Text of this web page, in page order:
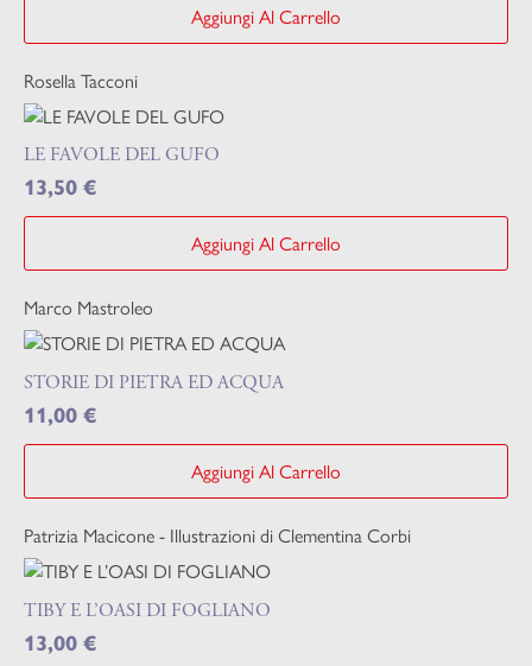
Aggiungi Al Carrello
Rosella Tacconi
LE FAVOLE DEL GUFO
13,50 €
Aggiungi Al Carrello
Marco Mastroleo
STORIE DI PIETRA ED ACQUA
11,00 €
Aggiungi Al Carrello
Patrizia Macicone - Illustrazioni di Clementina Corbi
TIBY E L’OASI DI FOGLIANO
13,00 €